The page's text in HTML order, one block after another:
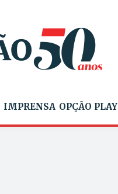
IMPRENSA OPÇÃO PLAY